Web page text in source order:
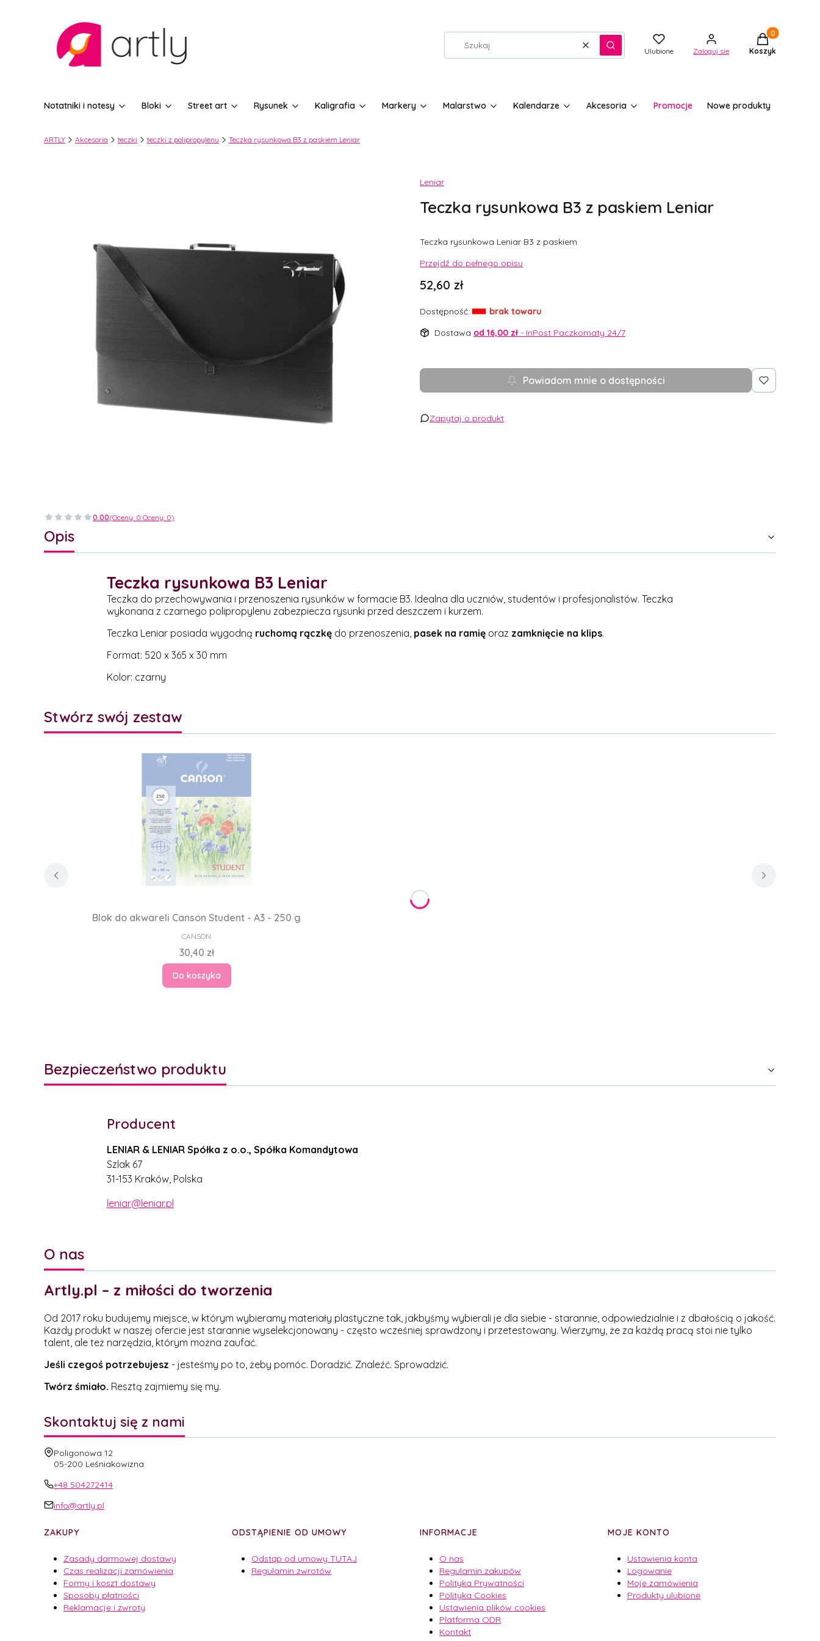
WyczyśćSzukaj Ulubione Zaloguj się
Produkty w
Koszyk
Notatniki i notesy Bloki Street art Rysunek Kaligrafia Markery Malarstwo Kalendarze Akcesoria Promocje Nowe produkty
ARTLY Akcesoria teczki teczki z polipropylenu Teczka rysunkowa B3 z paskiem Leniar
Leniar
Teczka rysunkowa B3 z paskiem Leniar
Teczka rysunkowa Leniar B3 z paskiem
Przejdź do pełnego opisu
Cena
52,60 zł
Dostępność:
brak towaru
Dostawa od 16,00 zł - InPost Paczkomaty 24/7
Powiadom mnie o dostępności
Zapytaj o produkt
0.00(Oceny: 0 Oceny: 0)
Opis
Teczka rysunkowa B3 Leniar
Teczka do przechowywania i przenoszenia rysunków w formacie B3. Idealna dla uczniów, studentów i profesjonalistów. Teczka
wykonana z czarnego polipropylenu zabezpiecza rysunki przed deszczem i kurzem.
Teczka Leniar posiada wygodną ruchomą rączkędo przenoszenia, pasek na ramię oraz zamknięcie na klips.
Format: 520 x 365 x 30 mm
Kolor: czarny
Stwórz swój zestaw
Blok do akwareli Canson Student - A3 - 250 g
PRODUCENT
CANSON
Cena
30,40 zł
Do koszyka
Bezpieczeństwo produktu
Producent
LENIAR & LENIAR Spółka z o.o., Spółka Komandytowa
Szlak 67
31-153 Kraków, Polska
leniar@leniar.pl
O nas
Artly.pl – z miłości do tworzenia
Od 2017 roku budujemy miejsce, w którym wybieramy materiały plastyczne tak, jakbyśmy wybierali je dla siebie - starannie, odpowiedzialnie i z dbałością o jakość.
Każdy produkt w naszej ofercie jest starannie wyselekcjonowany - często wcześniej sprawdzony i przetestowany. Wierzymy, że za każdą pracą stoi nie tylko
talent, ale też narzędzia, którym można zaufać.
Jeśli czegoś potrzebujesz - jesteśmy po to, żeby pomóc. Doradzić. Znaleźć. Sprowadzić.
Twórz śmiało. Resztą zajmiemy się my.
Skontaktuj się z nami
Adres:
Poligonowa 12
05-200 Leśniakowizna
+48 504272414
info@artly.pl
Linki w stopce
ZAKUPY
Zasady darmowej dostawy
Czas realizacji zamówienia
Formy i koszt dostawy
Sposoby płatności
Reklamacje i zwroty
ODSTĄPIENIE OD UMOWY
Odstąp od umowy TUTAJ
Regulamin zwrotów
INFORMACJE
O nas
Regulamin zakupów
Polityka Prywatności
Polityka Cookies
Ustawienia plików cookies
Platforma ODR
Kontakt
MOJE KONTO
Ustawienia konta
Logowanie
Moje zamówienia
Produkty ulubione